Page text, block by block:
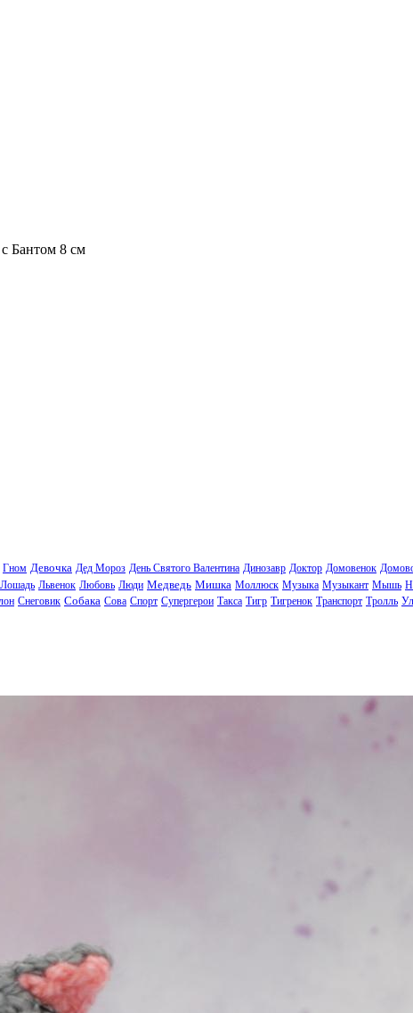
Бантом 8 см
Гном Девочка Дед Мороз День Святого Валентина Динозавр Доктор Домовенок
Лошадь Львенок Любовь Люди Медведь Мишка Моллюск Музыка Музыкант Мышь
Снеговик Собака Сова Спорт Супергерои Такса Тигр Тигренок Транспорт Тролль